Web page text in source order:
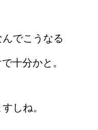
でこうなる
十分かと。
しね。